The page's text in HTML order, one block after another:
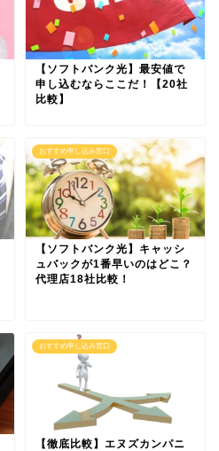
【ソフトバンク光】最安値で
申し込むならここだ！【20社
比較】
おすすめ申し込み窓口
【ソフトバンク光】キャッシ
ュバックが1番早いのはどこ？
代理店18社比較！
おすすめ申し込み窓口
【徹底比較】エヌズカンパニ